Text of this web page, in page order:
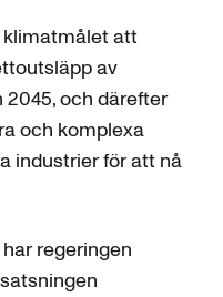
klimatmålet att
av
och därefter
och komplexa
industrier för att nå
regeringen